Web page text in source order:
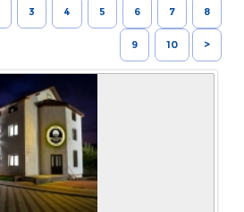
3 4 5 6 7 8
9 10 >